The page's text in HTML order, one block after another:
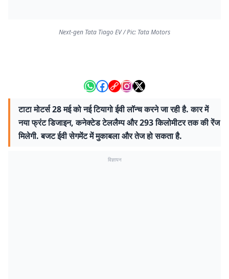
Next-gen Tata Tiago EV / Pic: Tata Motors
टाटा मोटर्स 28 मई को नई टियागो ईवी लॉन्च करने जा रही है. कार में
नया फ्रंट डिजाइन, कनेक्टेड टेललैम्प और 293 किलोमीटर तक की रेंज
मिलेगी. बजट ईवी सेगमेंट में मुकाबला और तेज हो सकता है.
विज्ञापन